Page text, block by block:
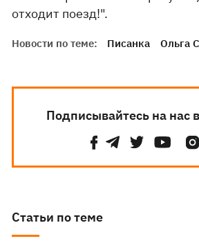
отходит поезд!".
Новости по теме: Писанка Ольга
Подписывайтесь на нас
Статьи по теме